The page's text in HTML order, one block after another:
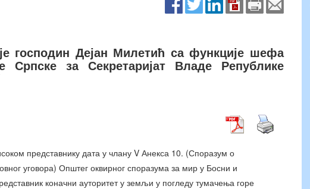
господин Дејан Милетић са функције шефа
Српске за Секретаријат Владе Републике
представнику дата у члану V Анекса 10. (Споразум о
уговора) Општег оквирног споразума за мир у Босни и
коначни ауторитет у земљи у погледу тумачења горе